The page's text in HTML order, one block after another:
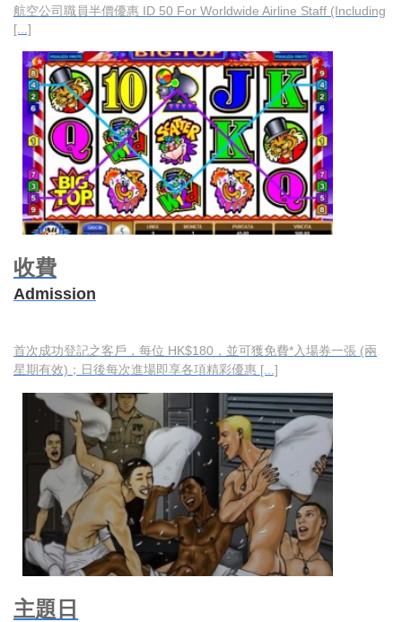
航空公司職員半價優惠 ID 50 For Worldwide Airline Staff (Including
[...]
收費
Admission
首次成功登記之客戶，每位 HK$180，並可獲免費*入場券一張 (兩
星期有效)；日後每次進場即享各項精彩優惠 [...]
主題日